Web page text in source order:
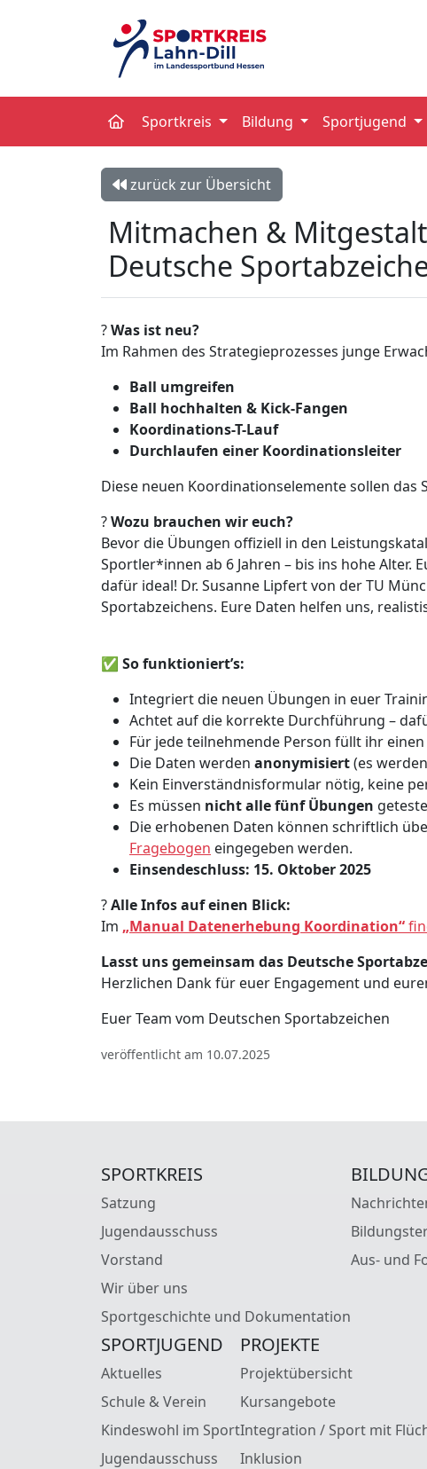
Sportkreis Bildung Sportjugend
zurück zur Übersicht
Mitmachen &
Deutsche
?Was ist neu?
Im Rahmen des Strategieprozesses junge
Ball umgreifen
Ball hochhalten & Kick-Fangen
Koordinations-T-Lauf
Durchlaufen einer Koordinationsleiter
Diese neuen Koordinationselemente sollen
?Wozu brauchen wir euch?
Bevor die Übungen offiziell in den
Sportler*innen ab 6 Jahren – bis ins hohe Alter.
dafür ideal! Dr. Susanne Lipfert von der TU
Sportabzeichens. Eure Daten helfen uns,
✅ So funktioniert’s:
Integriert die neuen Übungen in euer
Achtet auf die korrekte Durchführung –
Für jede teilnehmende Person füllt ihr einen
Die Daten werden anonymisiert(es
Kein Einverständnisformular nötig, keine
Es müssen nicht alle fünf Übungen
Die erhobenen Daten können schriftlich
Fragebogen eingegeben werden.
Einsendeschluss: 15. Oktober 2025
?Alle Infos auf einen Blick:
Im „Manual Datenerhebung Koordination“
Lasst uns gemeinsam das Deutsche
Herzlichen Dank für euer Engagement und
Euer Team vom Deutschen Sportabzeichen
veröffentlicht am 10.07.2025
SPORTKREIS
Satzung
Jugendausschuss
Vorstand
Wir über uns
Sportgeschichte und Dokumentation
Aus- und
SPORTJUGEND
Aktuelles
Schule & Verein
Kindeswohl im Sport
Jugendausschuss
PROJEKTE
Projektübersicht
Kursangebote
Integration / Sport mit
Inklusion